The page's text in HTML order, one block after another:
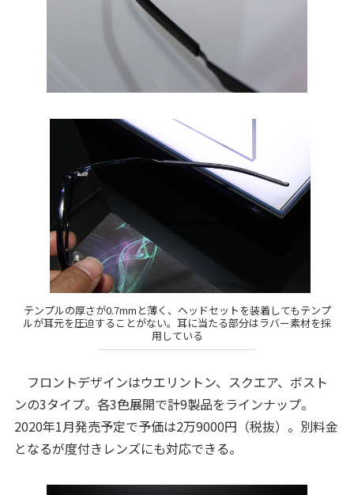
テンプルの厚さが0.7mmと薄く、ヘッドセットを装着してもテンプ
ルが耳元を圧迫することがない。耳に当たる部分はラバー素材を採
用している
フロントデザインはウエリントン、スクエア、ボスト
ンの3タイプ。各3色展開で計9製品をラインナップ。
2020年1月発売予定で予価は2万9000円（税抜）。別料金
となるが度付きレンズにも対応できる。